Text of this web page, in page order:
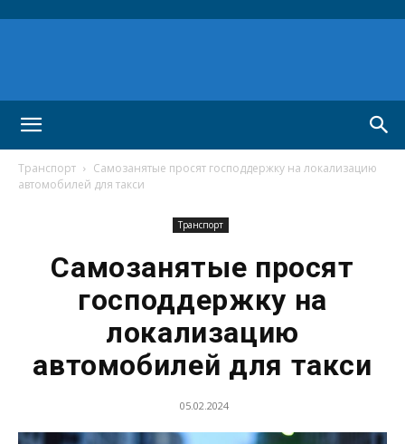
Транспорт
Самозанятые просят господдержку на локализацию
автомобилей для такси
Транспорт
Самозанятые просят
господдержку на
локализацию
автомобилей для такси
05.02.2024